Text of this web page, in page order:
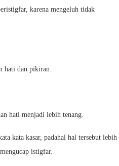
karena mengeluh tidak
hati dan pikiran.
hati menjadi lebih tenang.
kata kasar, padahal hal tersebut lebih
istigfar.